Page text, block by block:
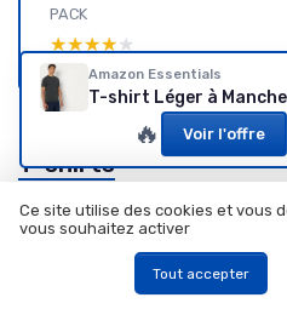
PACK
★★★★★
★★★★★
T-shirts
premium
Voir tous les
Amazon Essentials
🔥 Voir l'offre
Ce site utilise des cookies et vous
vous souhaitez activer
Tout accepter